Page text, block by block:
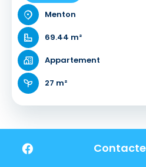
Menton
69.44 m²
Appartement
27 m²